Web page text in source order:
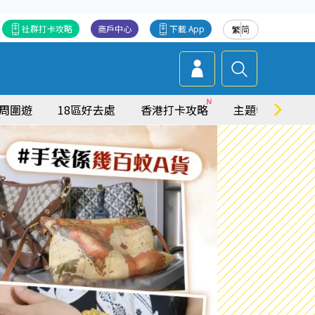
繁简
下載 App
商戶中心
社群打卡攻略
圍遊 18區好去處 香港打卡攻略 主題特集